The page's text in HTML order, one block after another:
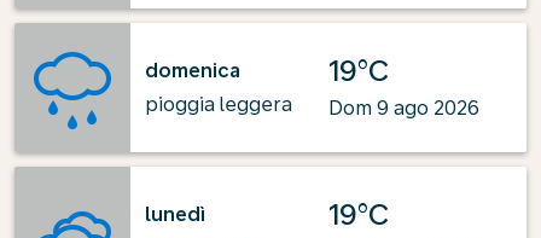
domenica
pioggia leggera
19°C
Dom 9 ago 2026
lunedì
19°C